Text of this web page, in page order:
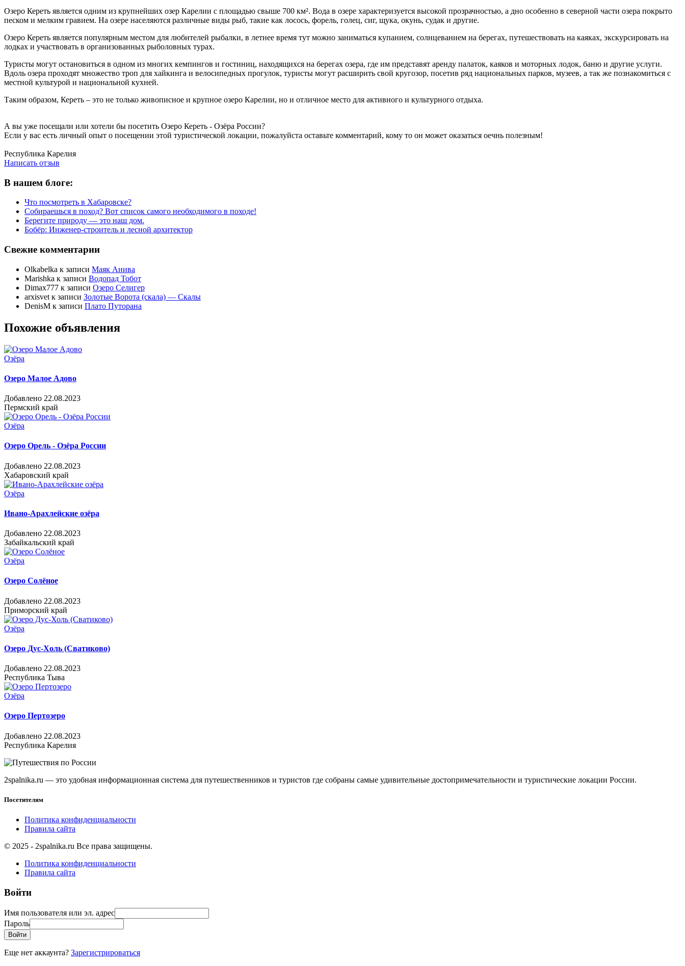
Озеро Кереть является одним из крупнейших озер Карелии с площадью свыше 700 км². Вода в озере характеризуется высокой прозрачностью, а дно особенно в северной части озера покрыто
песком и мелким гравием. На озере населяются различные виды рыб, такие как лосось, форель, голец, сиг, щука, окунь, судак и другие.
Озеро Кереть является популярным местом для любителей рыбалки, в летнее время тут можно заниматься купанием, солнцеванием на берегах, путешествовать на каяках, экскурсировать на
лодках и участвовать в организованных рыболовных турах.
Туристы могут остановиться в одном из многих кемпингов и гостиниц, находящихся на берегах озера, где им представят аренду палаток, каяков и моторных лодок, баню и другие услуги.
Вдоль озера проходят множество троп для хайкинга и велосипедных прогулок, туристы могут расширить свой кругозор, посетив ряд национальных парков, музеев, а так же познакомиться с
местной культурой и национальной кухней.
Таким образом, Кереть – это не только живописное и крупное озеро Карелии, но и отличное место для активного и культурного отдыха.
А вы уже посещали или хотели бы посетить Озеро Кереть - Озёра России?
Если у вас есть личный опыт о посещении этой туристической локации, пожалуйста оставьте комментарий, кому то он может оказаться оечнь полезным!
Республика Карелия
Написать отзыв
В нашем блоге:
Что посмотреть в Хабаровске?
Собираешься в поход? Вот список самого необходимого в походе!
Берегите природу — это наш дом.
Бобёр: Инженер-строитель и лесной архитектор
Свежие комментарии
Olkabelka к записи Маяк Анива
Marishka к записи Водопад Тобот
Dimax777 к записи Озеро Селигер
arxisvet к записи Золотые Ворота (скала) — Скалы
DenisM к записи Плато Путорана
Похожие объявления
Озёра
Озеро Малое Адово
Добавлено 22.08.2023
Пермский край
Озёра
Озеро Орель - Озёра России
Добавлено 22.08.2023
Хабаровский край
Озёра
Ивано-Арахлейские озёра
Добавлено 22.08.2023
Забайкальский край
Озёра
Озеро Солёное
Добавлено 22.08.2023
Приморский край
Озёра
Озеро Дус-Холь (Сватиково)
Добавлено 22.08.2023
Республика Тыва
Озёра
Озеро Пертозеро
Добавлено 22.08.2023
Республика Карелия
2spalnika.ru — это удобная информационная система для путешественников и туристов где собраны самые удивительные достопримечательности и туристические локации России.
Посетителям
Политика конфиденциальности
Правила сайта
© 2025 - 2spalnika.ru Все права защищены.
Политика конфиденциальности
Правила сайта
Войти
Имя пользователя или эл. адрес
Пароль
Войти
Еще нет аккаунта? Зарегистрироваться